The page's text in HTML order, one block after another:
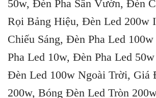
50w, Đèn Pha Sân Vườn, Đèn
Rọi Bảng Hiệu, Đèn Led 200w
Chiếu Sáng, Đèn Pha Led
Pha Led 10w, Đèn Pha Led
Đèn Led 100w Ngoài Trời, Giá
200w, Bóng Đèn Led Tròn